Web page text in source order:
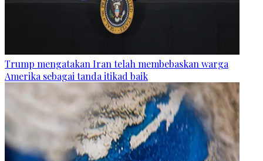
Trump mengatakan Iran telah membebaskan warga
Amerika sebagai tanda itikad baik